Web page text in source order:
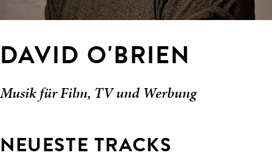
DAVID O'BRIEN
Musik für Film, TV und Werbung
NEUESTE TRACKS